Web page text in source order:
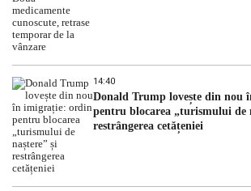
14:40
Donald Trump lovește din nou
pentru blocarea „turismului de
restrângerea cetățeniei